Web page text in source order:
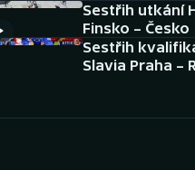
AZ kvíz
Sestřih utkání
Finsko – Česko
Sestřih
Slavia Praha –